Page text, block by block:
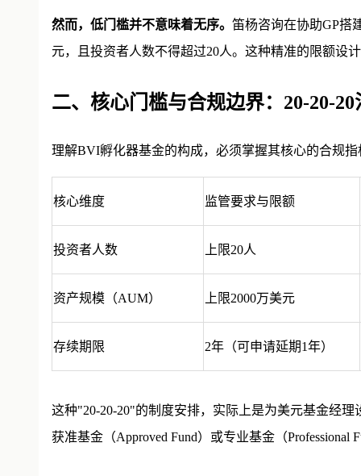
然而，低门槛并不意味着无序。 笛杨咨询在协助GP搭
元，且投资者人数不得超过20人。这种精准的限额
二、核心门槛与合规边界：20-20-20
理解BVI孵化器基金的构成，必须掌握其核心的合规
核心维度 监管要求与限额
投资者人数 上限20人
资产规模（AUM） 上限2000万美元
存续期限 2年（可申请延期1年）
这种"20-20-20"的制度安排，实际上是为美元基金经
获准基金（Approved Fund）或专业基金（Professional